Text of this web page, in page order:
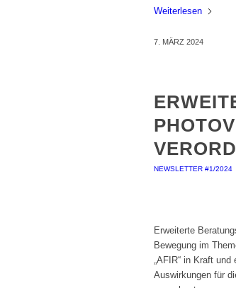
Weiterlesen
7. MÄRZ 2024
NEWSLETTER #1/2024
Erweiterte
Bewegung im
„AFIR“ in Kraft
Auswirkungen für